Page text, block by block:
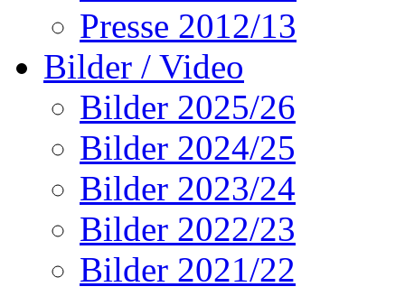
Presse 2012/13
Bilder / Video
Bilder 2025/26
Bilder 2024/25
Bilder 2023/24
Bilder 2022/23
Bilder 2021/22